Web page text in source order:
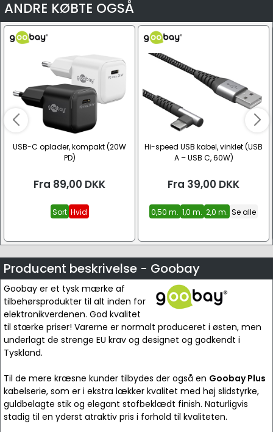
ANDRE KØBTE OGSÅ
USB-C oplader, kompakt (20W
PD)
Fra 89,00 DKK
Sort Hvid
Hi-speed USB kabel, vinklet (USB
A – USB C, 60W)
Fra 39,00 DKK
0,50 m. 1,0 m. 2,0 m. Se alle
Producent beskrivelse - Goobay
Goobay er et tysk mærke af
tilbehørsprodukter til alt inden for
elektronikverdenen. God kvalitet
til stærke priser! Varerne er normalt produceret i østen, men
underlagt de strenge EU krav og designet og godkendt i
Tyskland.
Til de mere kræsne kunder tilbydes der også en Goobay Plus
kabelserie, som er i ekstra lækker kvalitet med høj slidstyrke,
guldbelagte stik og elegant stofbeklædt finish. Naturligvis
stadig til en yderst atraktiv pris i forhold til kvaliteten.